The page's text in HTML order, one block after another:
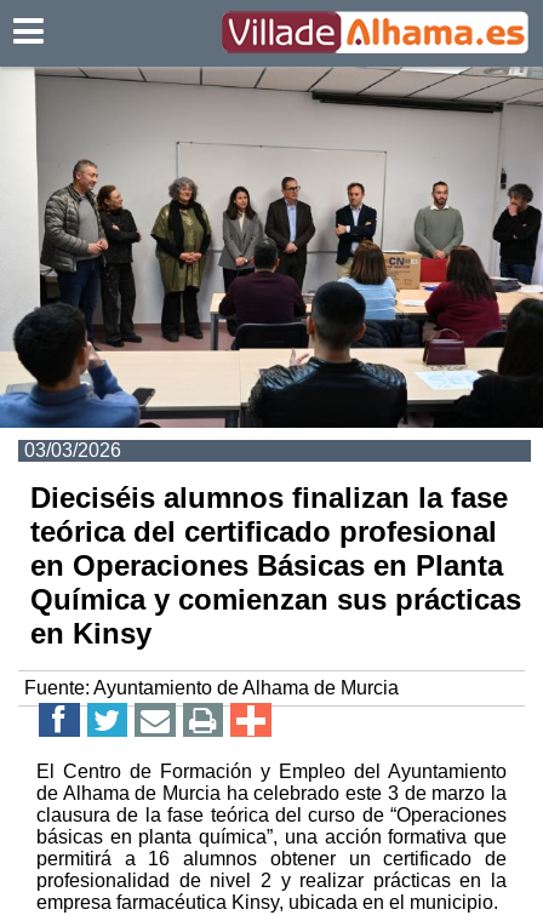
03/03/2026
Dieciséis alumnos finalizan la fase
teórica del certificado profesional
en Operaciones Básicas en Planta
Química y comienzan sus prácticas
en Kinsy
Fuente: Ayuntamiento de Alhama de Murcia
El Centro de Formación y Empleo del Ayuntamiento
de Alhama de Murcia ha celebrado este 3 de marzo la
clausura de la fase teórica del curso de “Operaciones
básicas en planta química”, una acción formativa que
permitirá a 16 alumnos obtener un certificado de
profesionalidad de nivel 2 y realizar prácticas en la
empresa farmacéutica Kinsy, ubicada en el municipio.